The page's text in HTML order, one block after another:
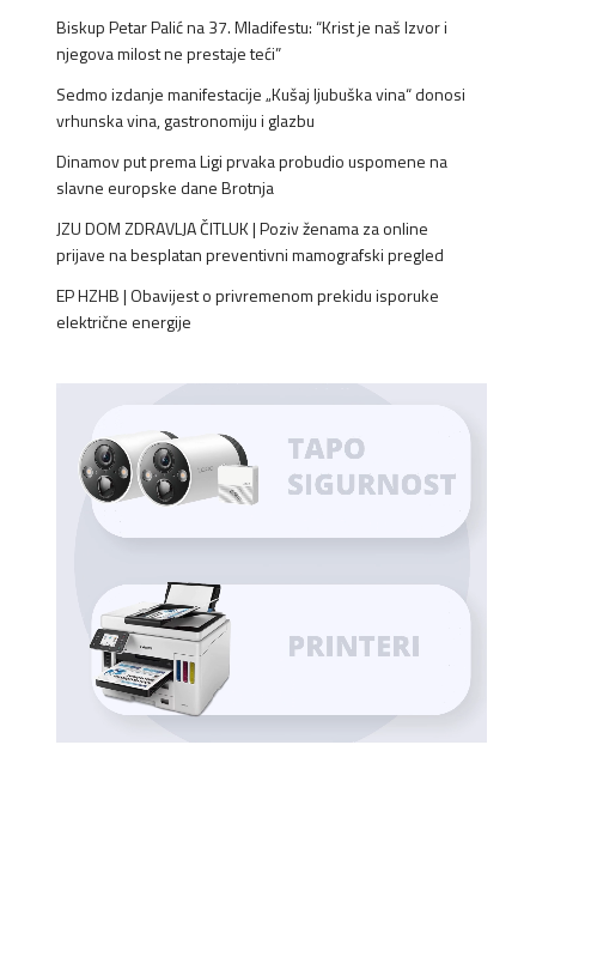
Biskup Petar Palić na 37. Mladifestu: “Krist je naš Izvor i
njegova milost ne prestaje teći”
Sedmo izdanje manifestacije „Kušaj ljubuška vina“ donosi
vrhunska vina, gastronomiju i glazbu
Dinamov put prema Ligi prvaka probudio uspomene na
slavne europske dane Brotnja
JZU DOM ZDRAVLJA ČITLUK | Poziv ženama za online
prijave na besplatan preventivni mamografski pregled
EP HZHB | Obavijest o privremenom prekidu isporuke
električne energije